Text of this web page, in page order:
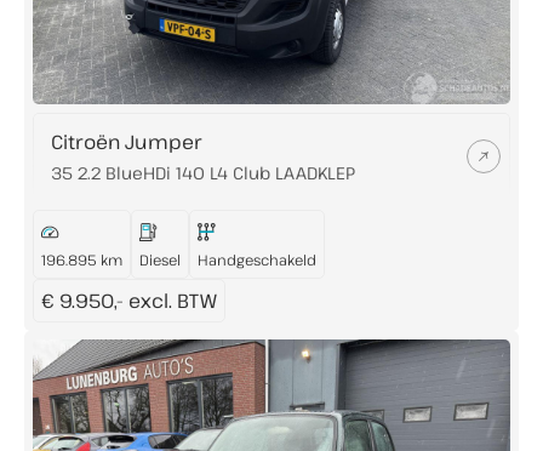
Citroën Jumper
35 2.2 BlueHDi 140 L4 Club LAADKLEP
196.895 km Diesel Handgeschakeld
€ 9.950,- excl. BTW